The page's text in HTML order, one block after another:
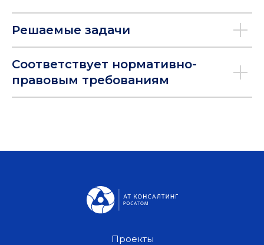
Решаемые задачи
Соответствует нормативно-
правовым требованиям
Проекты